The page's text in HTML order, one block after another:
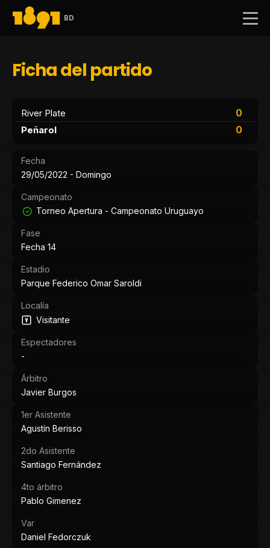
BD
Ficha del partido
River Plate
0
0
Peñarol
Fecha
29/05/2022 - Domingo
Campeonato
Torneo Apertura - Campeonato Uruguayo
Fase
Fecha 14
Estadio
Parque Federico Omar Saroldi
Localía
Visitante
Espectadores
-
Árbitro
Javier Burgos
1er Asistente
Agustín Berisso
2do Asistente
Santiago Fernández
4to árbitro
Pablo Gimenez
Var
Daniel Fedorczuk